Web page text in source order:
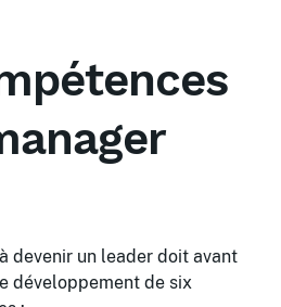
devenir un leader doit avant
développement de six